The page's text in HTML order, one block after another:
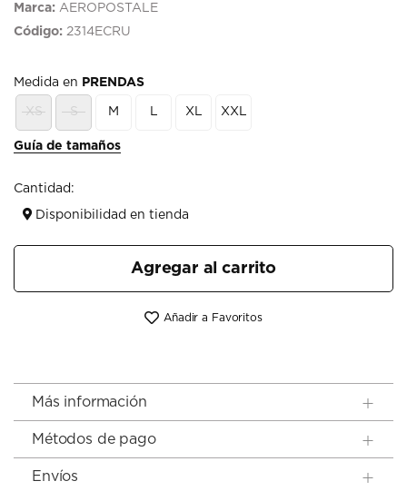
Marca: AEROPOSTALE
Código: 2314ECRU
Medida en PRENDAS
XS S M L XL XXL
Guía de tamaños
Cantidad:
Disponibilidad en tienda
Agregar al carrito
Añadir a Favoritos
Más información
Métodos de pago
Envíos